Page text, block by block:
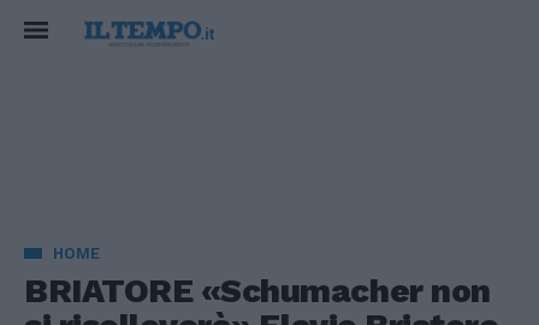
HOME
BRIATORE «Schumacher non